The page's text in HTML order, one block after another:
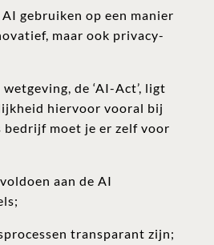
gebruiken op een manier
maar ook privacy-
de ‘AI-Act’, ligt
hiervoor vooral bij
bedrijf moet je er zelf voor
aan de AI
transparant zijn;